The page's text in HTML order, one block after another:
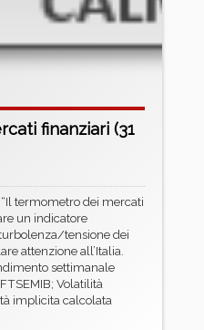
finanziari (31
termometro dei mercati
un indicatore
tensione dei
attenzione all’Italia.
settimanale
Volatilità
implicita calcolata